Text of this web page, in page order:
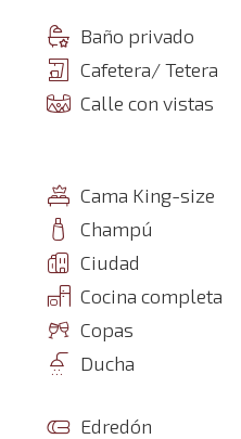
Baño privado
Cafetera/ Tetera
Calle con vistas
Cama King-size
Champú
Ciudad
Cocina completa
Copas
Ducha
Edredón